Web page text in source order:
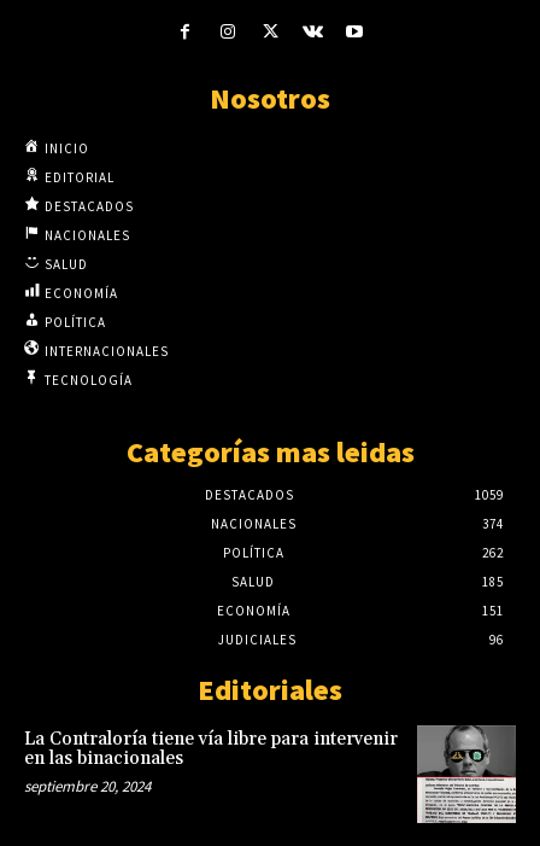
Nosotros
INICIO
EDITORIAL
DESTACADOS
NACIONALES
SALUD
ECONOMÍA
POLÍTICA
INTERNACIONALES
TECNOLOGÍA
Categorías mas leidas
DESTACADOS
1059
NACIONALES
374
POLÍTICA
262
SALUD
185
ECONOMÍA
151
JUDICIALES
96
Editoriales
La Contraloría tiene vía libre para intervenir
en las binacionales
septiembre 20, 2024